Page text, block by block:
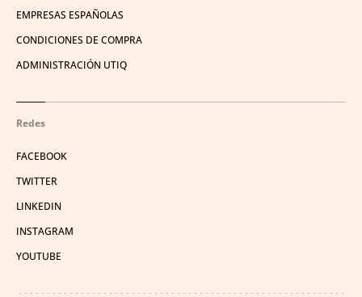
EMPRESAS ESPAÑOLAS
CONDICIONES DE COMPRA
ADMINISTRACIÓN UTIQ
Redes
FACEBOOK
TWITTER
LINKEDIN
INSTAGRAM
YOUTUBE